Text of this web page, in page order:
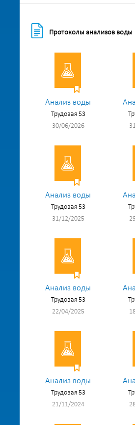
Протоколы анализов воды
Анализ воды
Трудовая 53
30/06/2026
Анализ воды
Трудовая 53
31/12/2025
Анализ воды
Трудовая 53
22/04/2025
Анализ воды
Трудовая 53
21/11/2024